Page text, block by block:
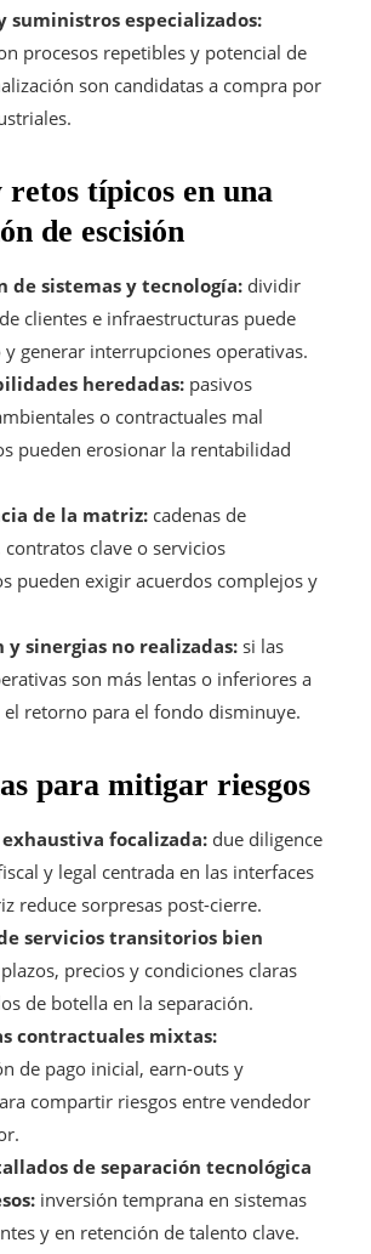
suministros especializados:
procesos repetibles y potencial de
son candidatas a compra por
retos típicos en una
de escisión
de sistemas y tecnología: dividir
clientes e infraestructuras puede
y generar interrupciones operativas.
heredadas: pasivos
o contractuales mal
pueden erosionar la rentabilidad
de la matriz: cadenas de
clave o servicios
pueden exigir acuerdos complejos y
y sinergias no realizadas: si las
son más lentas o inferiores a
retorno para el fondo disminuye.
para mitigar riesgos
focalizada: due diligence
y legal centrada en las interfaces
reduce sorpresas post-cierre.
servicios transitorios bien
plazos, precios y condiciones claras
de botella en la separación.
contractuales mixtas:
de pago inicial, earn-outs y
compartir riesgos entre vendedor
de separación tecnológica
inversión temprana en sistemas
y en retención de talento clave.